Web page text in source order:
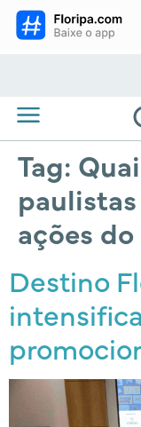
Tag:
ações
Destino